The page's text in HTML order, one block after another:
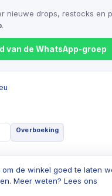
nieuwe drops, restocks en
.
van de WhatsApp-groep
Overboeking
Alle rechten voorbehouden
voorwaarden Cookiebeleid
de winkel goed te laten
Meer weten? Lees ons